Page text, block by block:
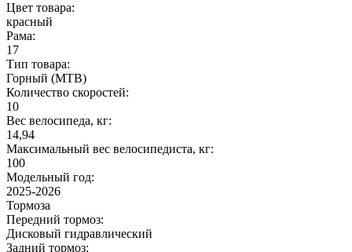
Цвет товара:
красный
Рама:
17
Тип товара:
Горный (MTB)
Количество скоростей:
10
Вес велосипеда, кг:
14,94
Максимальный вес велосипедиста, кг:
100
Модельный год:
2025-2026
Тормоза
Передний тормоз:
Дисковый гидравлический
Задний тормоз: